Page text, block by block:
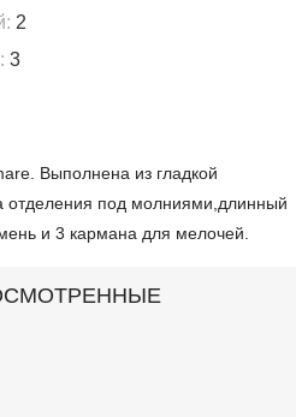
2
3
Выполнена из гладкой
отделения под молниями,длинный
и 3 кармана для мелочей.